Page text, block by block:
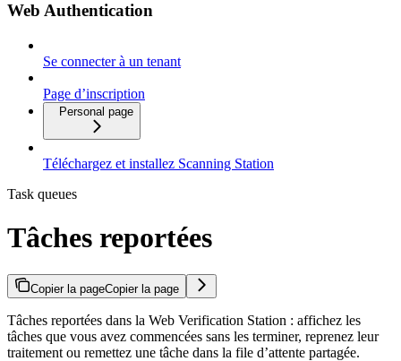
Web Authentication
Se connecter à un tenant
Page d’inscription
Personal page
Téléchargez et installez Scanning Station
Task queues
Tâches reportées
Copier la pageCopier la page
Tâches reportées dans la Web Verification Station : affichez les
tâches que vous avez commencées sans les terminer, reprenez leur
traitement ou remettez une tâche dans la file d’attente partagée.